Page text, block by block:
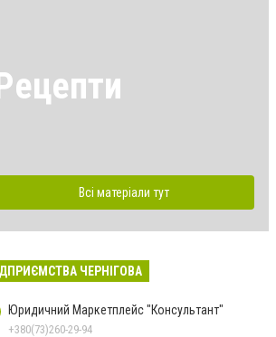
Всі матеріали тут
ЧЕРНІГОВА
Юридичний Маркетплейс "Консультант"
+380(73)260-29-94